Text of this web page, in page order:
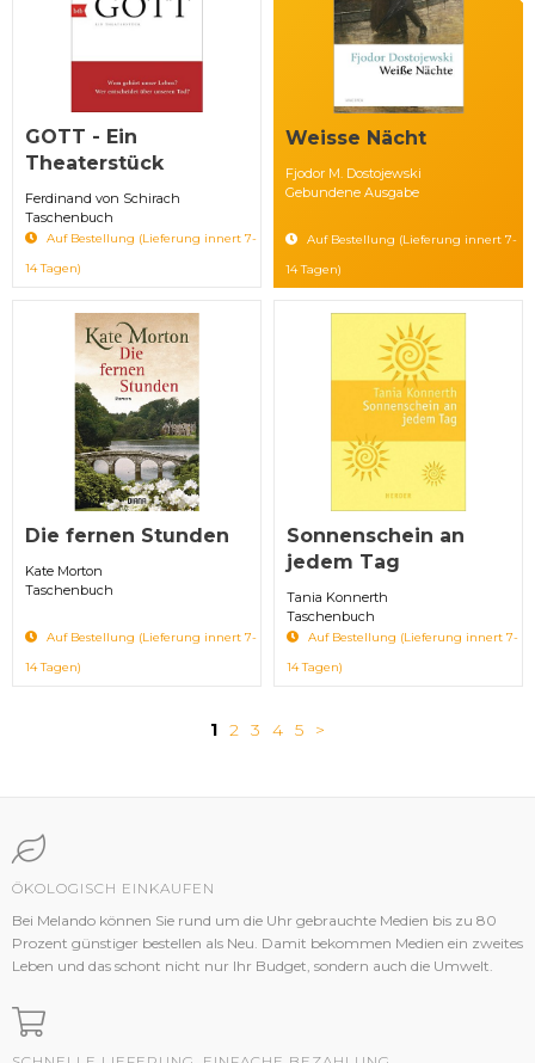
GOTT - Ein
Theaterstück
Ferdinand von Schirach
Taschenbuch
Auf Bestellung (Lieferung innert 7-
14 Tagen)
Weisse Nächt
Fjodor M. Dostojewski
Gebundene Ausgabe
Auf Bestellung (Lieferung innert 7-
14 Tagen)
Die fernen Stunden
Kate Morton
Taschenbuch
Auf Bestellung (Lieferung innert 7-
14 Tagen)
Sonnenschein an
jedem Tag
Tania Konnerth
Taschenbuch
Auf Bestellung (Lieferung innert 7-
14 Tagen)
1 2 3 4 5 >
ÖKOLOGISCH EINKAUFEN
Bei Melando können Sie rund um die Uhr gebrauchte Medien bis zu 80
Prozent günstiger bestellen als Neu. Damit bekommen Medien ein zweites
Leben und das schont nicht nur Ihr Budget, sondern auch die Umwelt.